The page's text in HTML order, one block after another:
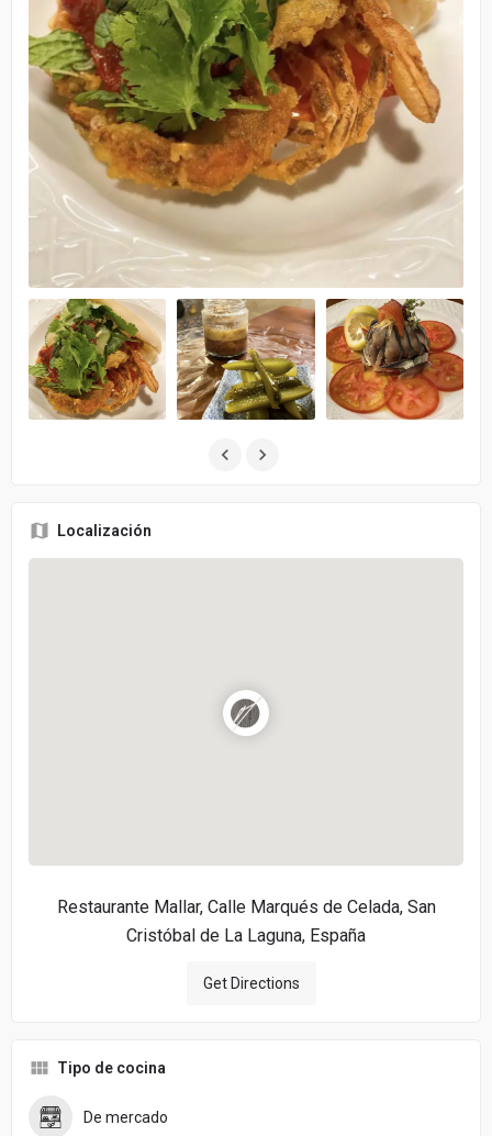
Localización
Restaurante Mallar, Calle Marqués de Celada, San
Cristóbal de La Laguna, España
Get Directions
Tipo de cocina
De mercado